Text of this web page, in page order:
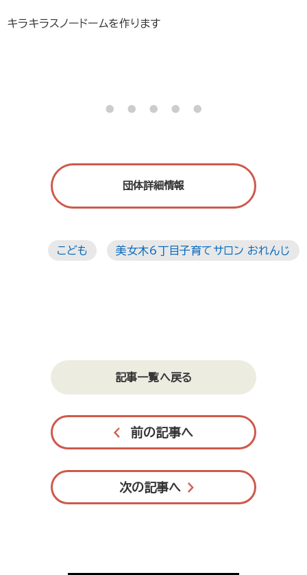
キラキラスノードームを作ります
・・・・・
団体詳細情報
こども 美女木6丁目子育てサロン おれんじ
記事一覧へ戻る
前の記事へ
次の記事へ